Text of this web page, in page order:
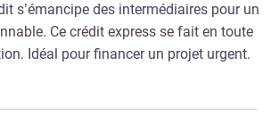
s’émancipe des intermédiaires pour un
Ce crédit express se fait en toute
Idéal pour financer un projet urgent.